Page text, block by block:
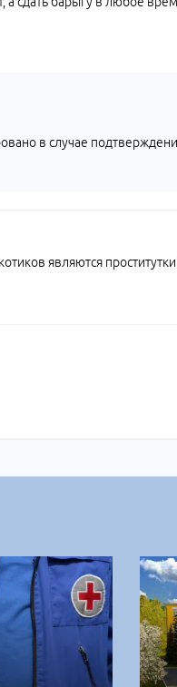
в случае
являются